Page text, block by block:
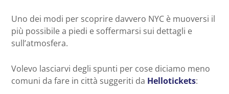
Uno dei modi per scoprire davvero NYC è muoversi il
più possibile a piedi e soffermarsi sui dettagli e
sull’atmosfera.
Volevo lasciarvi degli spunti per cose diciamo meno
comuni da fare in città suggeriti da Hellotickets: